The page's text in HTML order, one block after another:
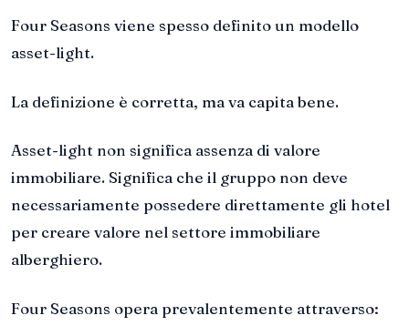
Four Seasons viene spesso definito un modello
asset-light.
La definizione è corretta, ma va capita bene.
Asset-light non significa assenza di valore
immobiliare. Significa che il gruppo non deve
necessariamente possedere direttamente gli hotel
per creare valore nel settore immobiliare
alberghiero.
Four Seasons opera prevalentemente attraverso: